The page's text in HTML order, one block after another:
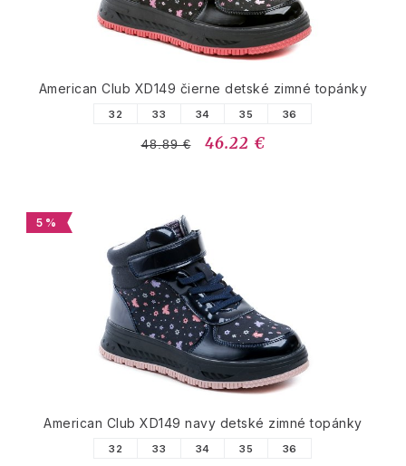
American Club XD149 čierne detské zimné topánky
32 33 34 35 36
48.89 € 46.22 €
5 %
American Club XD149 navy detské zimné topánky
32 33 34 35 36